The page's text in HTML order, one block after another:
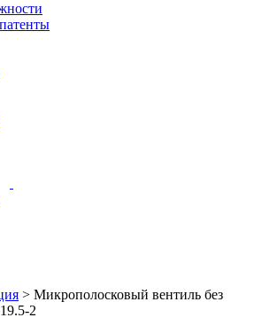
> Микрополосковый вентиль без
2